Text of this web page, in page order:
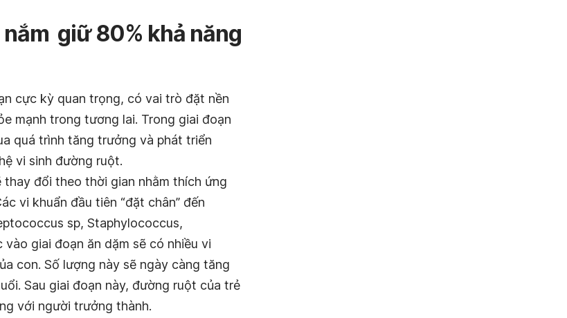
nắm giữ80% khả năng
cực kỳ quan trọng, có vai trò đặt nền
mạnh trong tương lai. Trong giai đoạn
quá trình tăng trưởng và phát triển
vi sinh đường ruột.
đổi theo thời gian nhằm thích ứng
vi khuẩn đầu tiên “đặt chân” đến
sp, Staphylococcus,
giai đoạn ăn dặm sẽ có nhiều vi
con. Số lượng này sẽ ngày càng tăng
Sau giai đoạn này, đường ruột của trẻ
với người trưởng thành.